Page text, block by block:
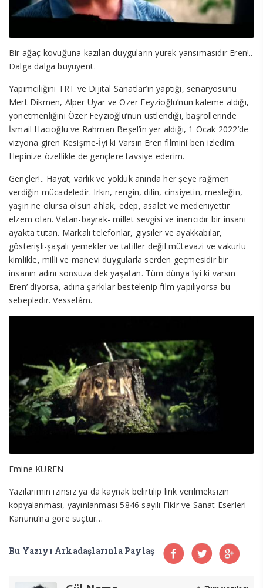
Bir ağaç kovuğuna kazılan duyguların yürek yansımasıdır Eren!..
Dalga dalga büyüyen!..
Yapımcılığını TRT ve Dijital Sanatlar’ın yaptığı, senaryosunu
Mert Dikmen, Alper Uyar ve Özer Feyzioğlu’nun kaleme aldığı,
yönetmenliğini Özer Feyzioğlu’nun üstlendiği, başrollerinde
İsmail Hacıoğlu ve Rahman Beşel’in yer aldığı, 1 Ocak 2022’de
vizyona giren Kesişme-İyi ki Varsın Eren filmini ben izledim.
Hepinize özellikle de gençlere tavsiye ederim.
Gençler!.. Hayat; varlık ve yokluk anında her şeye rağmen
verdiğin mücadeledir. Irkın, rengin, dilin, cinsiyetin, mesleğin,
yaşın ne olursa olsun ahlak, edep, asalet ve medeniyettir
elzem olan. Vatan-bayrak- millet sevgisi ve inancıdır bir insanı
ayakta tutan. Markalı telefonlar, giysiler ve ayakkabılar,
gösterişli-şaşalı yemekler ve tatiller değil mütevazi ve vakurlu
kimlikle, milli ve manevi duygularla serden geçmesidir bir
insanın adını sonsuza dek yaşatan. Tüm dünya ‘iyi ki varsın
Eren’ diyorsa, adına şarkılar bestelenip film yapılıyorsa bu
sebepledir. Vesselâm.
Emine KUREN
Yazılarımın izinsiz ya da kaynak belirtilip link verilmeksizin
kopyalanması, yayınlanması 5846 sayılı Fikir ve Sanat Eserleri
Kanunu’na göre suçtur…
Bu Yazıyı Arkadaşlarınla Paylaş